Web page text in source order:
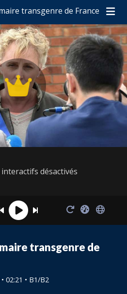
transgenre de France
désactivés
transgenre de
02:21 • B1/B2